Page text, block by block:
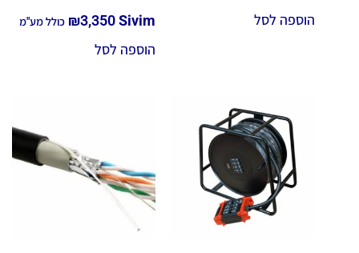
הוספה לסל Sivim
₪3,350 כולל מע"מ
הוספה לסל